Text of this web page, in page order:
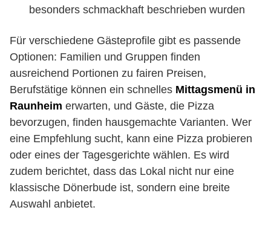
besonders schmackhaft beschrieben wurden
Für verschiedene Gästeprofile gibt es passende
Optionen: Familien und Gruppen finden
ausreichend Portionen zu fairen Preisen,
Berufstätige können ein schnelles Mittagsmenü in
Raunheim erwarten, und Gäste, die Pizza
bevorzugen, finden hausgemachte Varianten. Wer
eine Empfehlung sucht, kann eine Pizza probieren
oder eines der Tagesgerichte wählen. Es wird
zudem berichtet, dass das Lokal nicht nur eine
klassische Dönerbude ist, sondern eine breite
Auswahl anbietet.